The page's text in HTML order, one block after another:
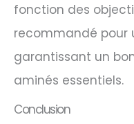
fonction des
recommandé pour
garantissant un
aminés essentiels.
Conclusion